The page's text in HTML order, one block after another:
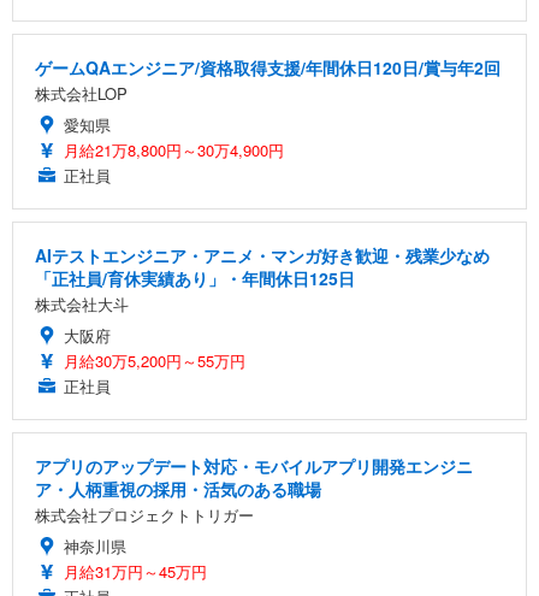
ゲームQAエンジニア/資格取得支援/年間休日120日/賞与年2回
株式会社LOP
愛知県
月給21万8,800円～30万4,900円
正社員
AIテストエンジニア・アニメ・マンガ好き歓迎・残業少なめ
「正社員/育休実績あり」・年間休日125日
株式会社大斗
大阪府
月給30万5,200円～55万円
正社員
アプリのアップデート対応・モバイルアプリ開発エンジニ
ア・人柄重視の採用・活気のある職場
株式会社プロジェクトトリガー
神奈川県
月給31万円～45万円